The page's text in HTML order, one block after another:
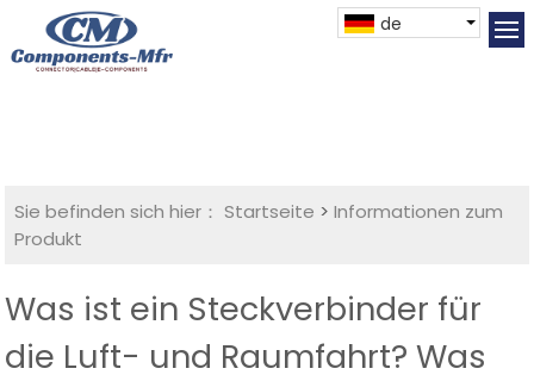
de
Sie befinden sich hier： Startseite >Informationen zum
Produkt
Was ist ein Steckverbinder für
die Luft- und Raumfahrt? Was